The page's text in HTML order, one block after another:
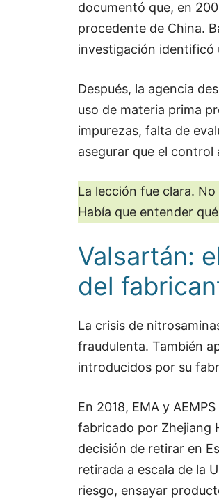
documentó que, en
procedente de China.
investigación identificó
Después, la agencia
uso de materia prima
impurezas, falta de
asegurar que el
La lección fue clara.
Había que entender
Valsartán:
del
La crisis de
fraudulenta. También
introducidos por su
En 2018, EMA y
fabricado por Zhejiang
decisión de retirar en
retirada a escala de la
riesgo, ensayar